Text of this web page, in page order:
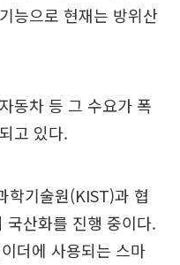
능으로 현재는 방위산
동차 등 그 수요가 폭
고 있다.
학기술원(KIST)과 협
국산화를 진행 중이다.
더에 사용되는 스마